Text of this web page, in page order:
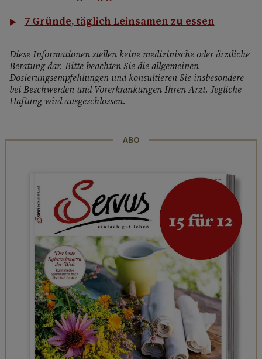
7 Gründe, täglich Leinsamen zu essen
Diese Informationen stellen keine medizinische oder ärztliche
Beratung dar. Bitte beachten Sie die allgemeinen
Dosierungsempfehlungen und konsultieren Sie insbesondere
bei Beschwerden und Vorerkrankungen Ihren Arzt. Jegliche
Haftung wird ausgeschlossen.
ABO